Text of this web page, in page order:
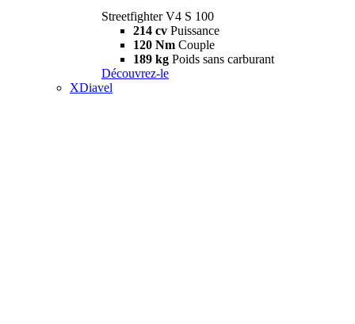
Streetfighter V4 S 100
214 cv Puissance
120 Nm Couple
189 kg Poids sans carburant
Découvrez-le
XDiavel